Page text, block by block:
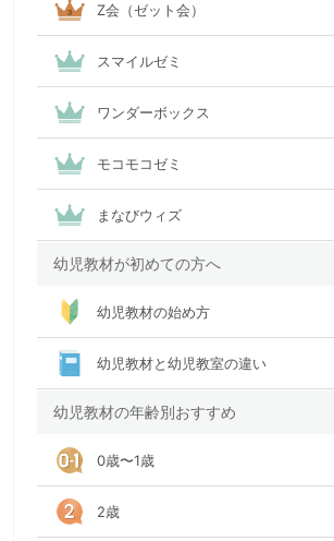
Z会（ゼット会）
スマイルゼミ
ワンダーボックス
モコモコゼミ
まなびウィズ
幼児教材が初めての方へ
幼児教材の始め方
幼児教材と幼児教室の違い
幼児教材の年齢別おすすめ
0歳〜1歳
2歳